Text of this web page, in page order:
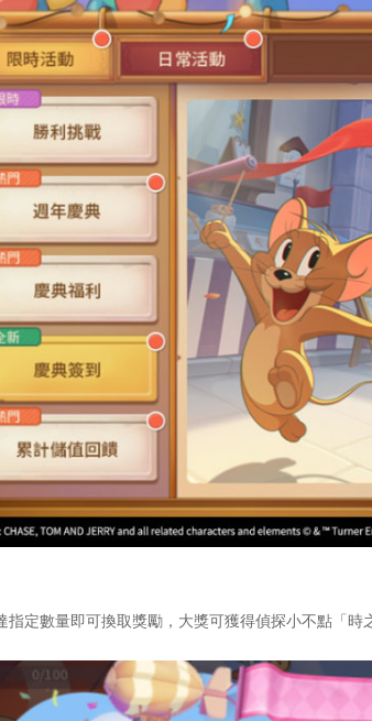
定數量即可換取獎勵，大獎可獲得偵探小不點「時